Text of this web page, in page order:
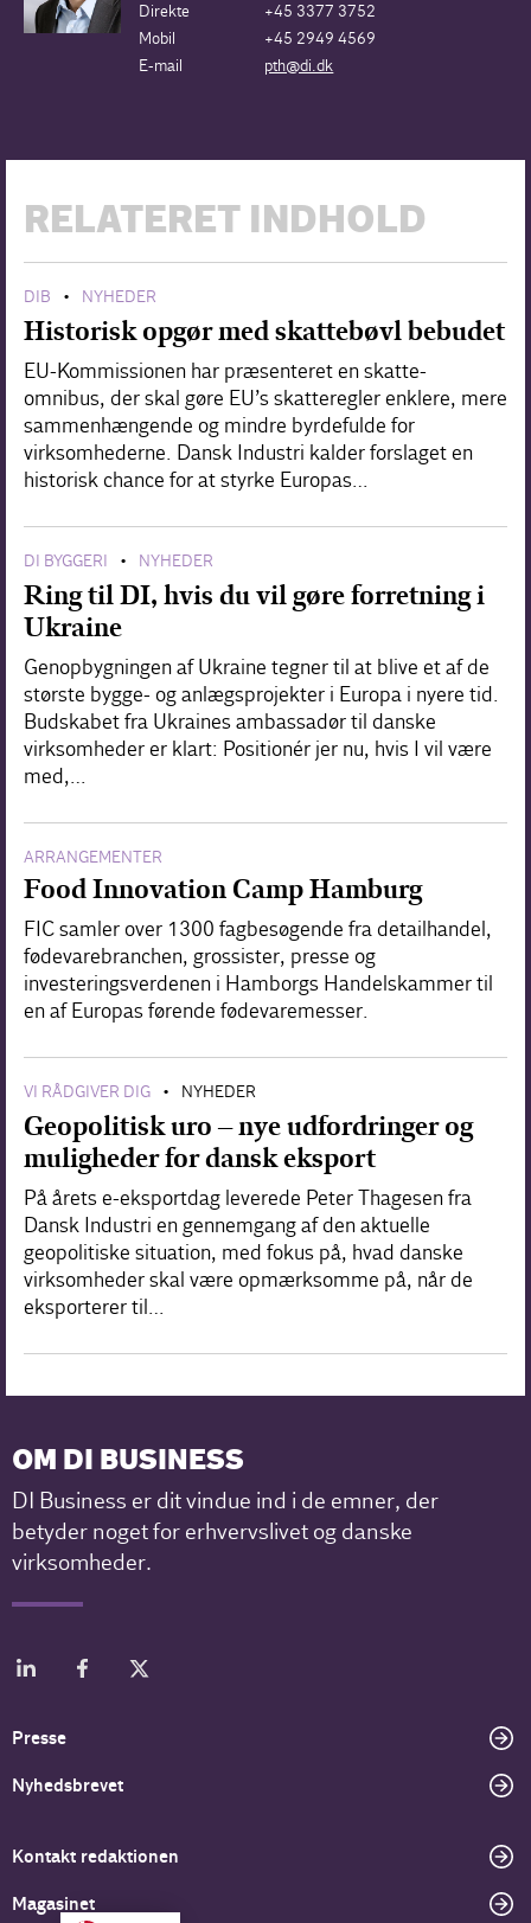
Direkte
+45 3377 3752
Mobil
+45 2949 4569
E-mail
pth@di.dk
RELATERET INDHOLD
DIB • NYHEDER
Historisk opgør med skattebøvl bebudet
EU-Kommissionen har præsenteret en skatte-
omnibus, der skal gøre EU’s skatteregler enklere, mere
sammenhængende og mindre byrdefulde for
virksomhederne. Dansk Industri kalder forslaget en
historisk chance for at styrke Europas…
DI BYGGERI • NYHEDER
Ring til DI, hvis du vil gøre forretning i
Ukraine
Genopbygningen af Ukraine tegner til at blive et af de
største bygge- og anlægsprojekter i Europa i nyere tid.
Budskabet fra Ukraines ambassadør til danske
virksomheder er klart: Positionér jer nu, hvis I vil være
med,…
ARRANGEMENTER
Food Innovation Camp Hamburg
FIC samler over 1300 fagbesøgende fra detailhandel,
fødevarebranchen, grossister, presse og
investeringsverdenen i Hamborgs Handelskammer til
en af Europas førende fødevaremesser.
VI RÅDGIVER DIG • NYHEDER
Geopolitisk uro – nye udfordringer og
muligheder for dansk eksport
På årets e-eksportdag leverede Peter Thagesen fra
Dansk Industri en gennemgang af den aktuelle
geopolitiske situation, med fokus på, hvad danske
virksomheder skal være opmærksomme på, når de
eksporterer til…
OM DI BUSINESS
DI Business er dit vindue ind i de emner, der
betyder noget for erhvervslivet og danske
virksomheder.
Presse
Nyhedsbrevet
Kontakt redaktionen
Magasinet